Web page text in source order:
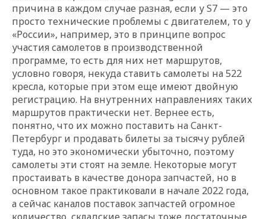
причина в каждом случае разная, если у S7 — это
просто технические проблемы с двигателем, то у
«России», например, это в принципе вопрос
участия самолетов в производственной
программе, то есть для них нет маршрутов,
условно говоря, некуда ставить самолеты на 522
кресла, которые при этом еще имеют двойную
регистрацию. На внутренних направлениях таких
маршрутов практически нет. Вернее есть,
понятно, что их можно поставить на Санкт-
Петербург и продавать билеты за тысячу рублей
туда, но это экономически убыточно, поэтому
самолеты эти стоят на земле. Некоторые могут
простаивать в качестве донора запчастей, но в
основном такое практиковали в начале 2022 года,
а сейчас каналов поставок запчастей огромное